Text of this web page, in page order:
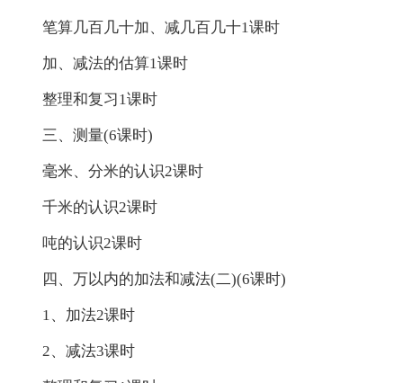
笔算几百几十加、减几百几十1课时
加、减法的估算1课时
整理和复习1课时
三、测量(6课时)
毫米、分米的认识2课时
千米的认识2课时
吨的认识2课时
四、万以内的加法和减法(二)(6课时)
1、加法2课时
2、减法3课时